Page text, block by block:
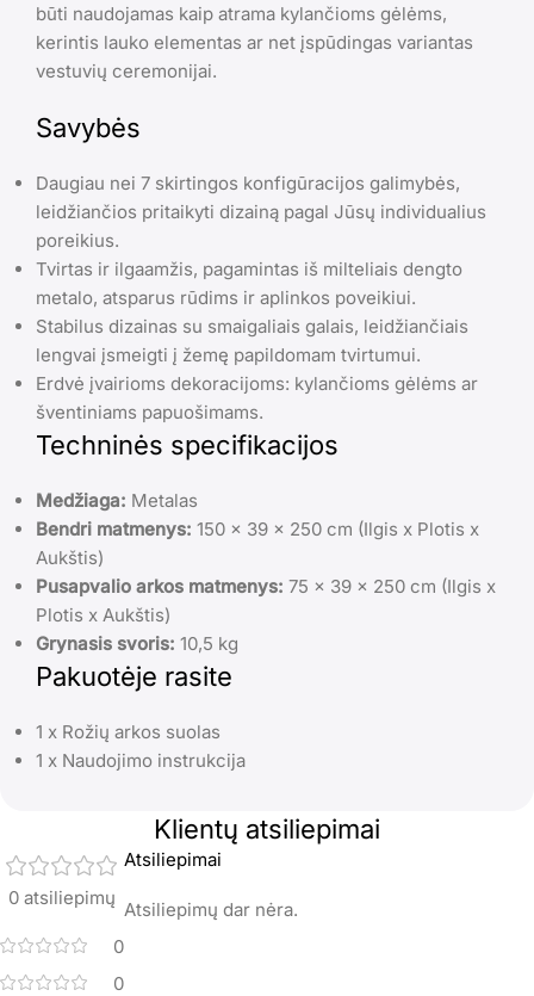
būti naudojamas kaip atrama kylančioms gėlėms,
kerintis lauko elementas ar net įspūdingas variantas
vestuvių ceremonijai.
Savybės
Daugiau nei 7 skirtingos konfigūracijos galimybės,
leidžiančios pritaikyti dizainą pagal Jūsų individualius
poreikius.
Tvirtas ir ilgaamžis, pagamintas iš milteliais dengto
metalo, atsparus rūdims ir aplinkos poveikiui.
Stabilus dizainas su smaigaliais galais, leidžiančiais
lengvai įsmeigti į žemę papildomam tvirtumui.
Erdvė įvairioms dekoracijoms: kylančioms gėlėms ar
šventiniams papuošimams.
Techninės specifikacijos
Medžiaga: Metalas
Bendri matmenys: 150 x 39 x 250 cm (Ilgis x Plotis x
Aukštis)
Pusapvalio arkos matmenys: 75 x 39 x 250 cm (Ilgis x
Plotis x Aukštis)
Grynasis svoris: 10,5 kg
Pakuotėje rasite
1 x Rožių arkos suolas
1 x Naudojimo instrukcija
Klientų atsiliepimai
0 atsiliepimų
0
0
Atsiliepimai
Atsiliepimų dar nėra.